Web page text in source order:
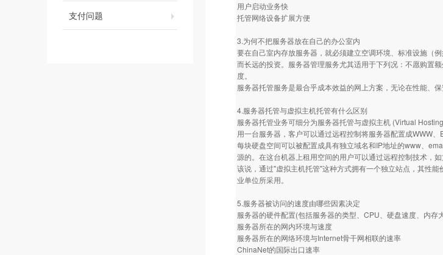
支付问题
用户启动业务快
托管网络设备扩展方便
3.为何不把服务器放在自己的办公室内
要在自己室内存放服务器，就必须建立空调环境、标准设施（
而长远的投资。服务器管理服务尤其适用于下列况：不愿购置
度。
服务器托管服务是最合乎成本效益的网上方案，无论在性能、
4.服务器托管与虚拟主机托管有什么区别
服务器托管业务可细分为服务器托管与虚拟主机 (Virtual
用一台服务器，客户可以通过远程控制将服务器配置成WWW
每块硬盘空间可以被配置成具有独立域名和IP地址的www、
源的。在这台机器上租用空间的用户可以通过远程控制技术，
该说，通过"虚拟主机托管"这种方式拥有一个独立站点，其性
业单位所采用。
5.服务器被访问的速度由哪些因素决定
服务器的硬件配置(包括服务器的类型、CPU、硬盘速度、内存
服务器所在的网内环境与速度
服务器所在的网络环境与Internet骨干网相联的速率
ChinaNet的国际出口速率